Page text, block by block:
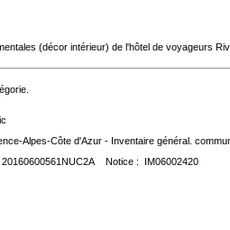
(décor intérieur) de l'hôtel de voyageurs
Alpes-Côte d'Azur - Inventaire général.
20160600561NUC2A Notice : IM06002420